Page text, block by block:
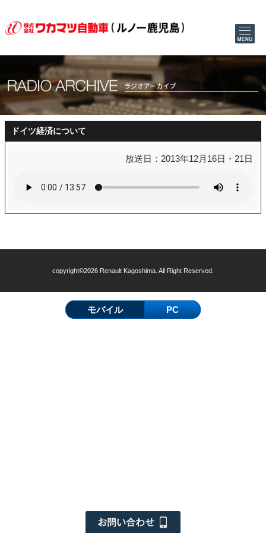
ドイツ経済について
放送日：2013年12月16日・21日
copyright©2026 Renault Kagoshima. All Right Reserved.
モバイル PC